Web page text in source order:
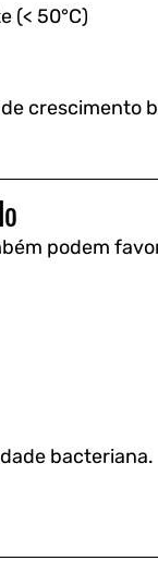
(< 50°C)
crescimento
podem
bacteriana.